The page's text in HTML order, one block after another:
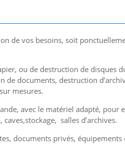
de vos besoins, soit
ou de destruction de disques
de documents, destruction
mesures.
avec le matériel adapté, pour
salles d’archives.
documents privés,